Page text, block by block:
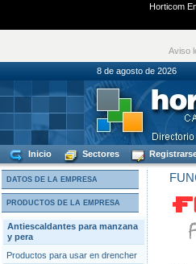
Horticom
Aviso
8 de
Inicio Sectores
DATOS DE LA EMPRESA
PRODUCTOS DE LA EMPRESA
Antiescaldantes para manzana
y pera
Productos para usar en drencher